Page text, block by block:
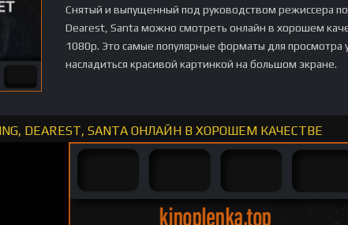
Снятый и выпущенный под руководством режиссера
Dearest, Santa можно смотреть онлайн в хорошем
1080p. Это самые популярные форматы для просмотра
насладиться красивой картинкой на большом экране.
DEAREST, SANTA ОНЛАЙН В ХОРОШЕМ КАЧЕСТВЕ